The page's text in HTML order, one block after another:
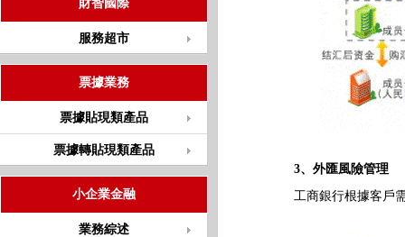
財智國際
服務超市
票據業務
票據貼現類產品
票據轉貼現類產品
小企業金融
業務綜述
3、外匯風險管理
工商銀行根據客戶需